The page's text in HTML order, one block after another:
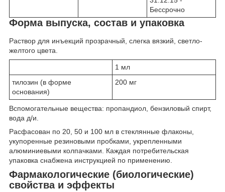
Бессрочно
Форма выпуска, состав и упаковка
Раствор для инъекций прозрачный, слегка вязкий, светло-
желтого цвета.
1 мл
тилозин (в форме
основания)
200 мг
Вспомогательные вещества: пропандиол, бензиловый спирт,
вода д/и.
Расфасован по 20, 50 и 100 мл в стеклянные флаконы,
укупоренные резиновыми пробками, укрепленными
алюминиевыми колпачками. Каждая потребительская
упаковка снабжена инструкцией по применению.
Фармакологические (биологические)
свойства и эффекты